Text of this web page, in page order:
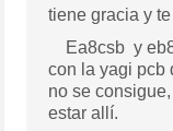
tiene gracia y
Ea8csb y
con la yagi pcb
no se
estar allí.